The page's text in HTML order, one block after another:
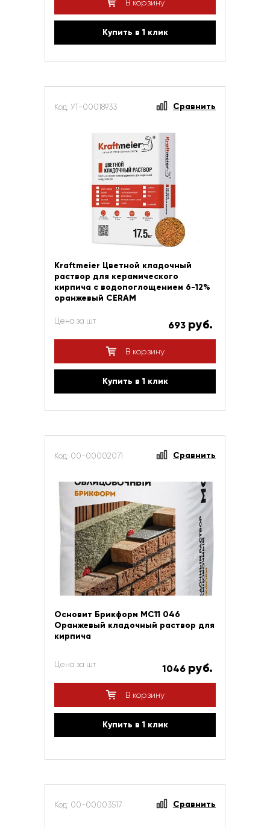
В корзину
Купить в 1 клик
Код: УТ-00018933 Сравнить
Kraftmeier Цветной кладочный
раствор для керамического
кирпича с водопоглощением 6-12%
оранжевый CERAM
Цена за шт 693 руб.
В корзину
Купить в 1 клик
Код: 00-00002071 Сравнить
Основит Брикформ МС11 046
Оранжевый кладочный раствор для
кирпича
Цена за шт 1046 руб.
В корзину
Купить в 1 клик
Код: 00-00003517 Сравнить